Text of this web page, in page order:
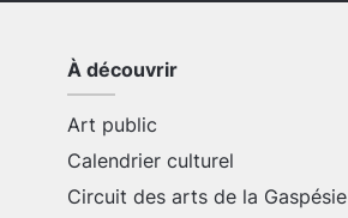
À découvrir
Art public
Calendrier culturel
Circuit des arts de la Gaspésie